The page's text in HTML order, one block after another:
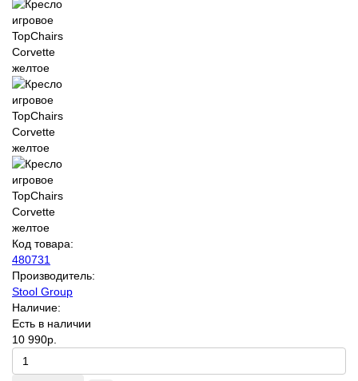
Код товара:
480731
Производитель:
Stool Group
Наличие:
Есть в наличии
10 990р.